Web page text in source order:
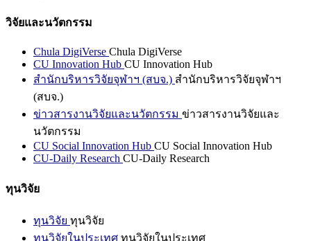
วิจัยและนวัตกรรม
Chula DigiVerse Chula DigiVerse
CU Innovation Hub CU Innovation Hub
สำนักบริหารวิจัยจุฬาฯ (สบจ.) สำนักบริหารวิจัยจุฬาฯ
(สบจ.)
ข่าวสารงานวิจัยและนวัตกรรม ข่าวสารงานวิจัยและ
นวัตกรรม
CU Social Innovation Hub CU Social Innovation Hub
CU-Daily Research CU-Daily Research
ทุนวิจัย
ทุนวิจัย ทุนวิจัย
ทุนวิจัยในประเทศ ทุนวิจัยในประเทศ